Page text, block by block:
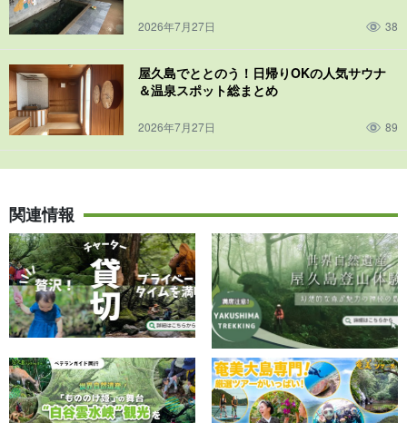
2026年7月27日 38
屋久島でととのう！日帰りOKの人気サウナ
＆温泉スポット総まとめ
2026年7月27日 89
関連情報